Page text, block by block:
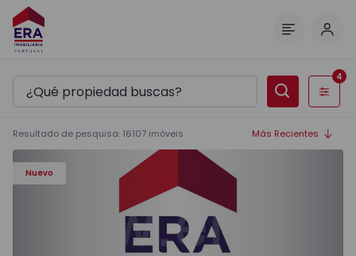
Filtros
4
Resultado de pesquisa: 16107 imóveis Más Recientes
Nuevo
Apartamento T0 Paredes, Gandra - 1575265 - 1